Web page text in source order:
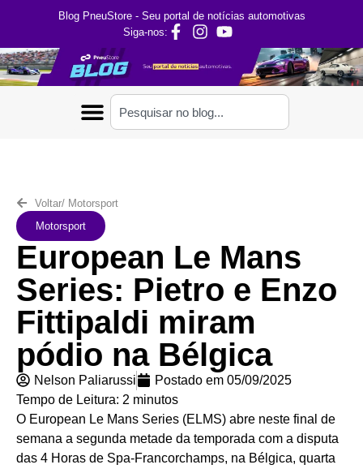
Blog PneuStore - Seu portal de notícias automotivas
Siga-nos:
Voltar/ Motorsport
Motorsport
European Le Mans
Series: Pietro e Enzo
Fittipaldi miram
pódio na Bélgica
Nelson Paliarussi Postado em 05/09/2025
Tempo de Leitura: 2 minutos
O European Le Mans Series (ELMS) abre neste final de
semana a segunda metade da temporada com a disputa
das 4 Horas de Spa-Francorchamps, na Bélgica, quarta